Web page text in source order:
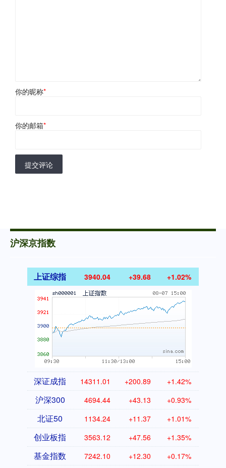
你的昵称*
你的邮箱*
提交评论
沪深京指数
上证综指 3940.04 +39.68 +1.02%
深证成指 14311.01 +200.89 +1.42%
沪深300 4694.44 +43.13 +0.93%
北证50 1134.24 +11.37 +1.01%
创业板指 3563.12 +47.56 +1.35%
基金指数 7242.10 +12.30 +0.17%